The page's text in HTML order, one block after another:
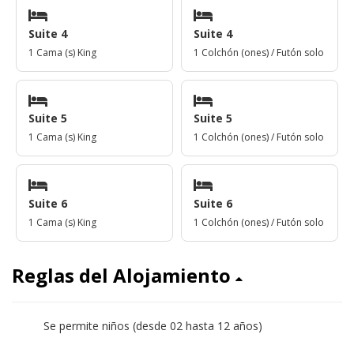
Suite 4
1 Cama (s) King
Suite 4
1 Colchón (ones) / Futón solo
Suite 5
1 Cama (s) King
Suite 5
1 Colchón (ones) / Futón solo
Suite 6
1 Cama (s) King
Suite 6
1 Colchón (ones) / Futón solo
Reglas del Alojamiento
Se permite niños (desde 02 hasta 12 años)